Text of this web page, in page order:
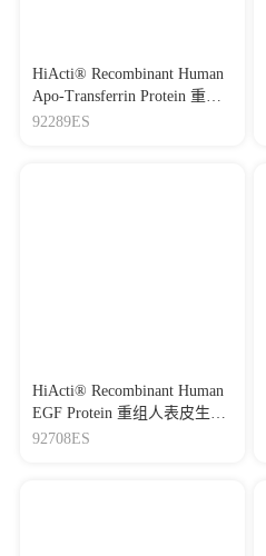
HiActi® Recombinant Human
Apo-Transferrin Protein 重组
人转铁蛋白（脱铁）
92289ES
HiActi® Recombinant Human
EGF Protein 重组人表皮生长
因子
92708ES